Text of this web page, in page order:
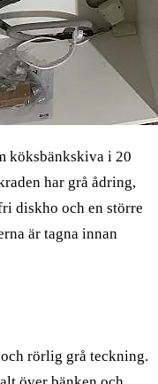
köksbänkskiva i 20
har grå ådring,
diskho och en större
är tagna innan
rörlig grå teckning.